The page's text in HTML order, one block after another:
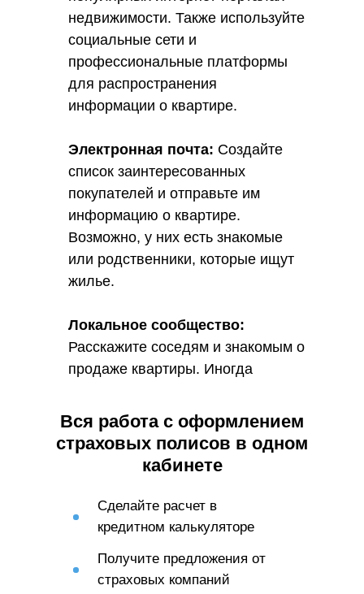
недвижимости. Также используйте
социальные сети и
профессиональные платформы
для распространения
информации о квартире.
Электронная почта: Создайте
список заинтересованных
покупателей и отправьте им
информацию о квартире.
Возможно, у них есть знакомые
или родственники, которые ищут
жилье.
Локальное сообщество:
Расскажите соседям и знакомым о
продаже квартиры. Иногда
соседнем доме.
Вся работа с оформлением
страховых полисов в одном
кабинете
Сделайте расчет в
кредитном калькуляторе
Получите предложения от
страховых компаний